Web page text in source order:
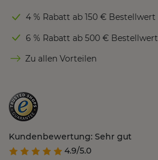
4 % Rabatt ab 150 € Bestellwert
6 % Rabatt ab 500 € Bestellwert
Zu allen Vorteilen
Kundenbewertung: Sehr gut
4.9/5.0